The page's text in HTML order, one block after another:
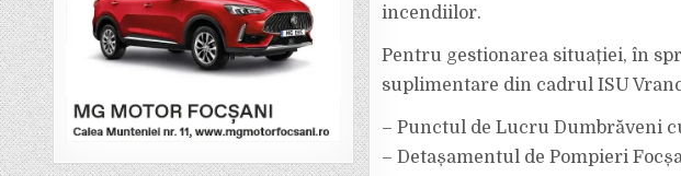
incendiilor.
Pentru gestionarea situației, în
suplimentare din cadrul ISU
– Punctul de Lucru Dumbrăveni
– Detașamentul de Pompieri